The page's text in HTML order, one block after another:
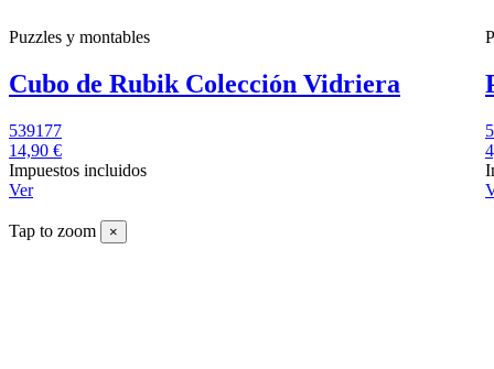
Puzzles y montables
Cubo de Rubik Colección Vidriera
539177
14,90 €
Impuestos incluidos
Ver
Tap to zoom ×